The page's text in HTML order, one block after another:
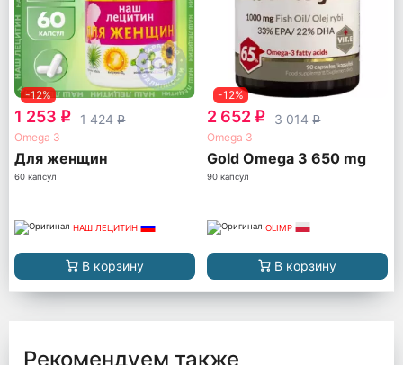
-12%
1 253 q 1 424q
Omega 3
Для женщин
60 капсул
НАШ ЛЕЦИТИН
В корзину
-12%
2 652 q 3 014q
Omega 3
Gold Omega 3 650 mg
90 капсул
OLIMP
В корзину
Рекомендуем также